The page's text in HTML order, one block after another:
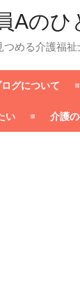
Aのひ
つめる介護福
グについて
い 介護